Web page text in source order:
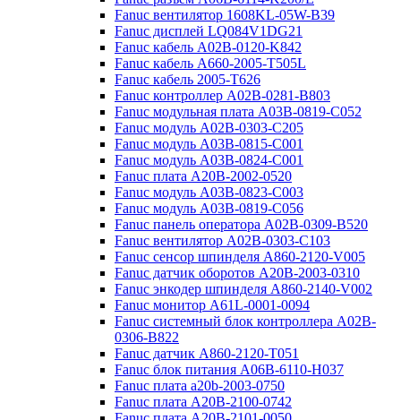
Fanuc вентилятор 1608KL-05W-B39
Fanuc дисплей LQ084V1DG21
Fanuc кабель A02B-0120-K842
Fanuc кабель A660-2005-T505L
Fanuc кабель 2005-T626
Fanuc контроллер A02B-0281-B803
Fanuc модульная плата A03B-0819-C052
Fanuc модуль A02B-0303-C205
Fanuc модуль A03B-0815-C001
Fanuc модуль A03B-0824-C001
Fanuc плата A20B-2002-0520
Fanuc модуль A03B-0823-C003
Fanuc модуль A03B-0819-C056
Fanuc панель оператора A02B-0309-B520
Fanuc вентилятор A02B-0303-C103
Fanuc cенсор шпинделя A860-2120-V005
Fanuc датчик оборотов A20B-2003-0310
Fanuc энкодер шпинделя A860-2140-V002
Fanuc монитор A61L-0001-0094
Fanuc системный блок контроллера A02B-
0306-B822
Fanuc датчик A860-2120-T051
Fanuc блок питания A06B-6110-H037
Fanuc плата a20b-2003-0750
Fanuc плата A20B-2100-0742